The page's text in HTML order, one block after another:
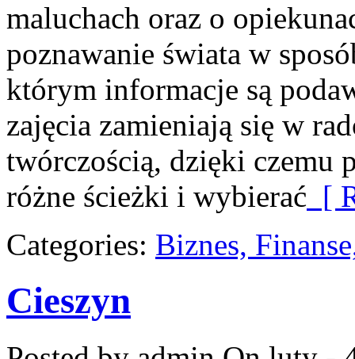
maluchach oraz o
poznawanie świata w
którym informacje są
zajęcia zamieniają się w
twórczością, dzięki czemu
różne ścieżki i wybierać [
Categories: Biznes,
Cieszyn